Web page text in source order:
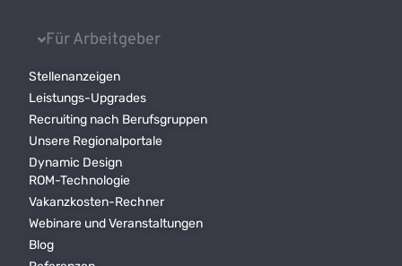
Für Arbeitgeber
Stellenanzeigen
Leistungs-Upgrades
Recruiting nach Berufsgruppen
Unsere Regionalportale
Dynamic Design
ROM-Technologie
Vakanzkosten-Rechner
Webinare und Veranstaltungen
Blog